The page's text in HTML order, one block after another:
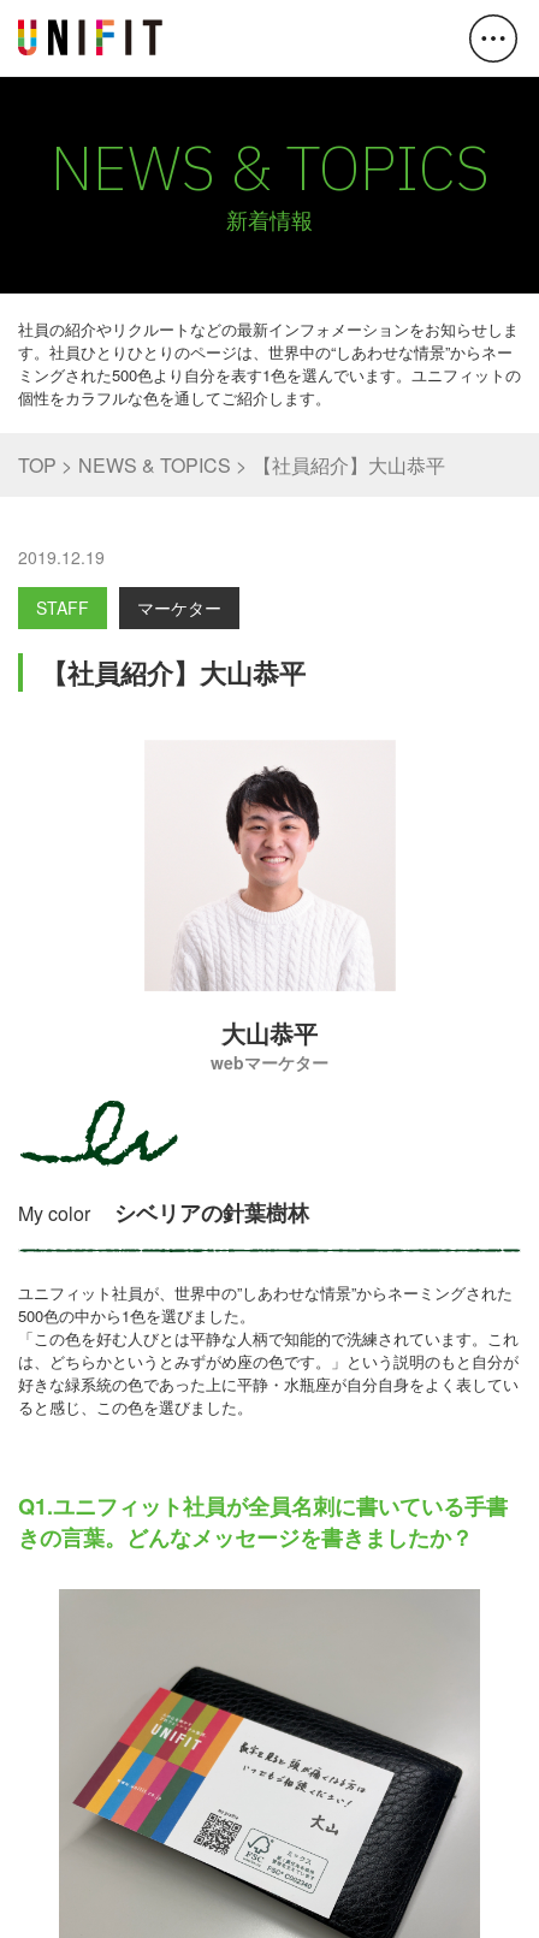
NEWS & TOPICS
新着情報
社員の紹介やリクルートなどの最新インフォメーションをお知らせしま
す。社員ひとりひとりのページは、世界中の“しあわせな情景”からネー
ミングされた500色より自分を表す1色を選んでいます。ユニフィットの
個性をカラフルな色を通してご紹介します。
TOP NEWS & TOPICS 【社員紹介】大山恭平
2019.12.19
STAFF マーケター
【社員紹介】大山恭平
大山恭平
webマーケター
My color シベリアの針葉樹林
ユニフィット社員が、世界中の”しあわせな情景”からネーミングされた
500色の中から1色を選びました。
「この色を好む人びとは平静な人柄で知能的で洗練されています。これ
は、どちらかというとみずがめ座の色です。」という説明のもと自分が
好きな緑系統の色であった上に平静・水瓶座が自分自身をよく表してい
ると感じ、この色を選びました。
Q1.ユニフィット社員が全員名刺に書いている手書
きの言葉。どんなメッセージを書きましたか？